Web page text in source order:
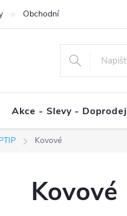
Obchodní podmínky
Akce - Slevy - Doprodej
Kovové
Kovové